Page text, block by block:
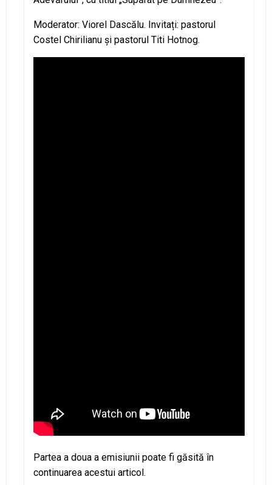
Moderator: Viorel Dascălu. Invitați: pastorul
Costel Chirilianu și pastorul Titi Hotnog.
Partea a doua a emisiunii poate fi găsită în
continuarea acestui articol.